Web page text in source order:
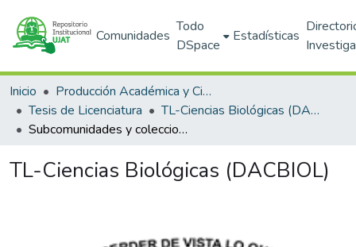
Comunidades
Todo
DSpace
Estadísticas
Inicio
Producción Académica y Científica
Tesis de Licenciatura
TL-Ciencias Biológicas (DACBIOL)
Subcomunidades y colecciones
TL-Ciencias Biológicas (DACBIOL)